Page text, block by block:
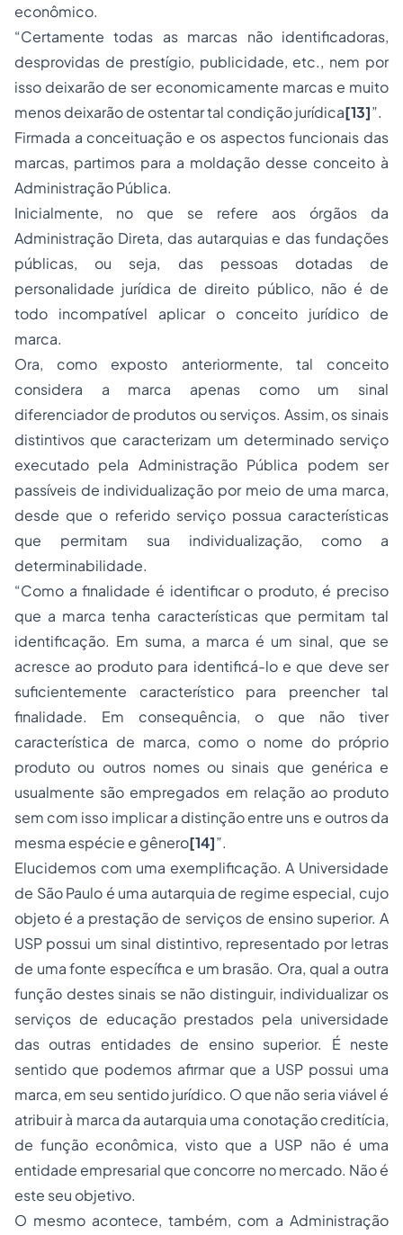
econômico.
“Certamente todas as marcas não identificadoras,
desprovidas de prestígio, publicidade, etc., nem por
isso deixarão de ser economicamente marcas e muito
menos deixarão de ostentar tal condição jurídica[13]”.
Firmada a conceituação e os aspectos funcionais das
marcas, partimos para a moldação desse conceito à
Administração Pública.
Inicialmente, no que se refere aos órgãos da
Administração Direta, das autarquias e das fundações
públicas, ou seja, das pessoas dotadas de
personalidade jurídica de direito público, não é de
todo incompatível aplicar o conceito jurídico de
marca.
Ora, como exposto anteriormente, tal conceito
considera a marca apenas como um sinal
diferenciador de produtos ou serviços. Assim, os sinais
distintivos que caracterizam um determinado serviço
executado pela Administração Pública podem ser
passíveis de individualização por meio de uma marca,
desde que o referido serviço possua características
que permitam sua individualização, como a
determinabilidade.
“Como a finalidade é identificar o produto, é preciso
que a marca tenha características que permitam tal
identificação. Em suma, a marca é um sinal, que se
acresce ao produto para identificá-lo e que deve ser
suficientemente característico para preencher tal
finalidade. Em consequência, o que não tiver
característica de marca, como o nome do próprio
produto ou outros nomes ou sinais que genérica e
usualmente são empregados em relação ao produto
sem com isso implicar a distinção entre uns e outros da
mesma espécie e gênero[14]”.
Elucidemos com uma exemplificação. A Universidade
de São Paulo é uma autarquia de regime especial, cujo
objeto é a prestação de serviços de ensino superior. A
USP possui um sinal distintivo, representado por letras
de uma fonte específica e um brasão. Ora, qual a outra
função destes sinais se não distinguir, individualizar os
serviços de educação prestados pela universidade
das outras entidades de ensino superior. É neste
sentido que podemos afirmar que a USP possui uma
marca, em seu sentido jurídico. O que não seria viável é
atribuir à marca da autarquia uma conotação creditícia,
de função econômica, visto que a USP não é uma
entidade empresarial que concorre no mercado. Não é
este seu objetivo.
O mesmo acontece, também, com a Administração